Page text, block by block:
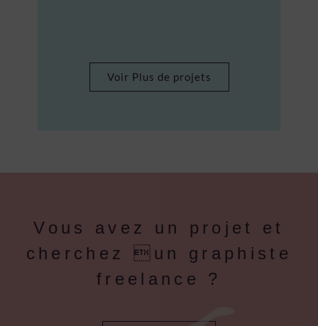
Voir Plus de projets
Vous avez un projet et
cherchez un graphiste
freelance ?